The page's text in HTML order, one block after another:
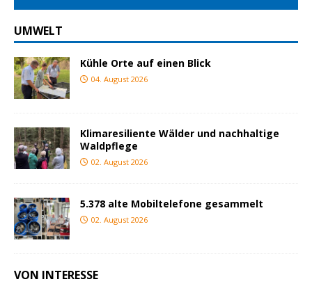
UMWELT
Kühle Orte auf einen Blick
04. August 2026
Klimaresiliente Wälder und nachhaltige
Waldpflege
02. August 2026
5.378 alte Mobiltelefone gesammelt
02. August 2026
VON INTERESSE